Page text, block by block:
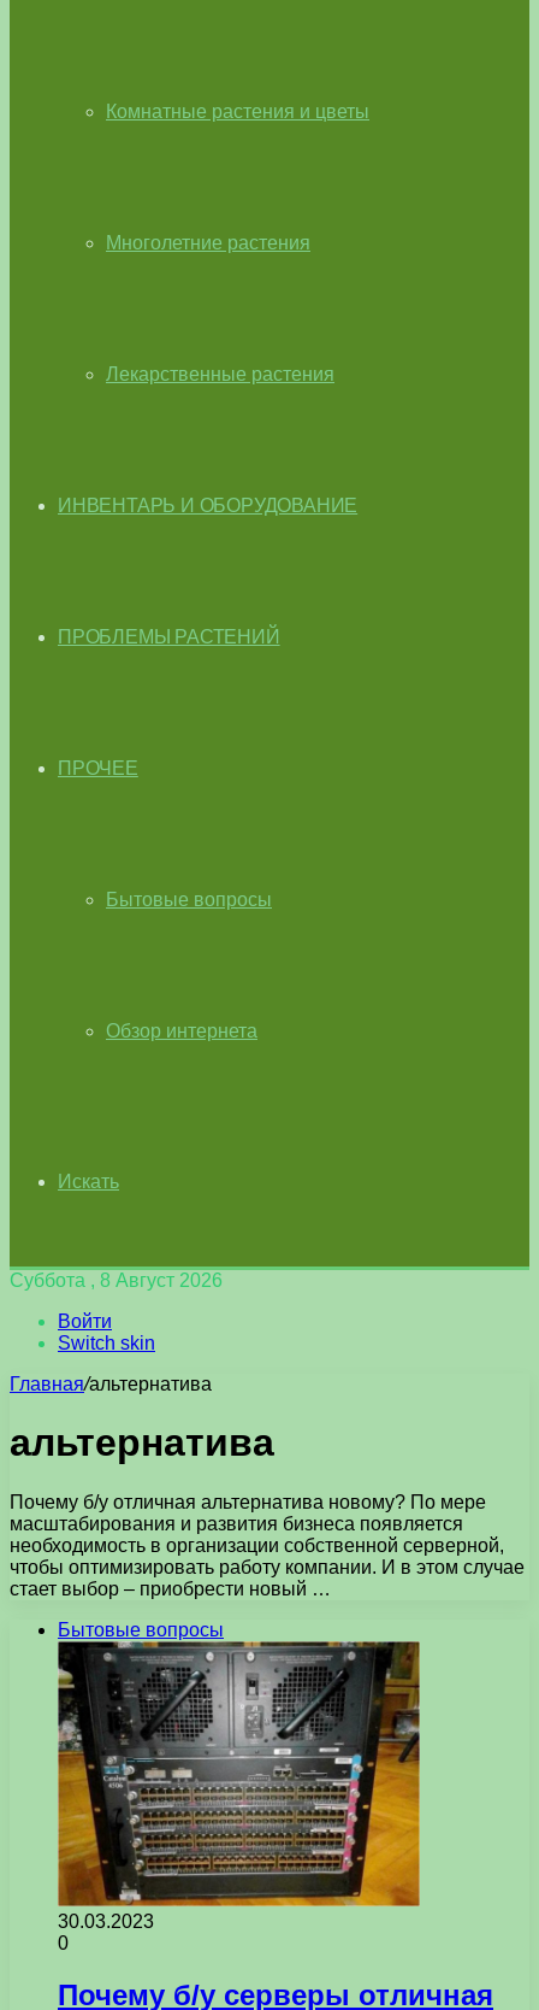
Комнатные растения и цветы
Многолетние растения
Лекарственные растения
ИНВЕНТАРЬ И ОБОРУДОВАНИЕ
ПРОБЛЕМЫ РАСТЕНИЙ
ПРОЧЕЕ
Бытовые вопросы
Обзор интернета
Искать
Суббота , 8 Август 2026
Войти
Switch skin
Главная/альтернатива
альтернатива
Почему б/у отличная альтернатива новому? По мере
масштабирования и развития бизнеса появляется
необходимость в организации собственной серверной,
чтобы оптимизировать работу компании. И в этом случае
стает выбор – приобрести новый …
Бытовые вопросы
30.03.2023
0
Почему б/у серверы отличная